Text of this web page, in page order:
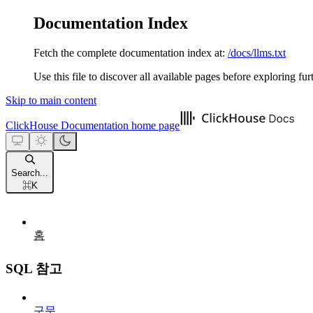
Documentation Index
Fetch the complete documentation index at: /docs/llms.txt
Use this file to discover all available pages before exploring
Skip to main content
ClickHouse Documentation home page
Search...
⌘K
홈
SQL 참고
구문